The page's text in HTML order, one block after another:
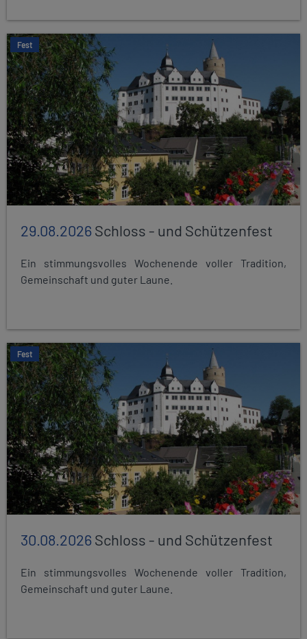
Fest
29.08.2026Schloss - und Schützenfest
Ein stimmungsvolles Wochenende voller Tradition,
Gemeinschaft und guter Laune.
Fest
30.08.2026Schloss - und Schützenfest
Ein stimmungsvolles Wochenende voller Tradition,
Gemeinschaft und guter Laune.